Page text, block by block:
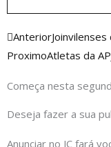
Anterior
Anterior
ProximoAtletas da
Começa nesta
Deseja fazer a sua
Anunciar no JC fará